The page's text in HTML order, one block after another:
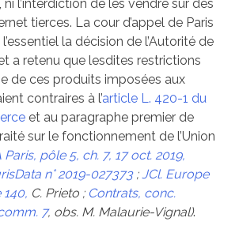
l’interdiction de les vendre sur des
tierces. La cour d’appel de Paris
la décision de l’Autorité de
a retenu que lesdites restrictions
de ces produits imposées aux
contraires à l’article L. 420-1 du
et au paragraphe premier de
sur le fonctionnement de l’Union
Paris, pôle 5, ch. 7, 17 oct. 2019,
n° 2019-027373;JCl. Europe
140, C. Prieto ; Contrats, conc.
7, obs. M. Malaurie-Vignal).